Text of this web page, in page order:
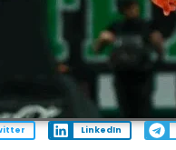
LinkedIn